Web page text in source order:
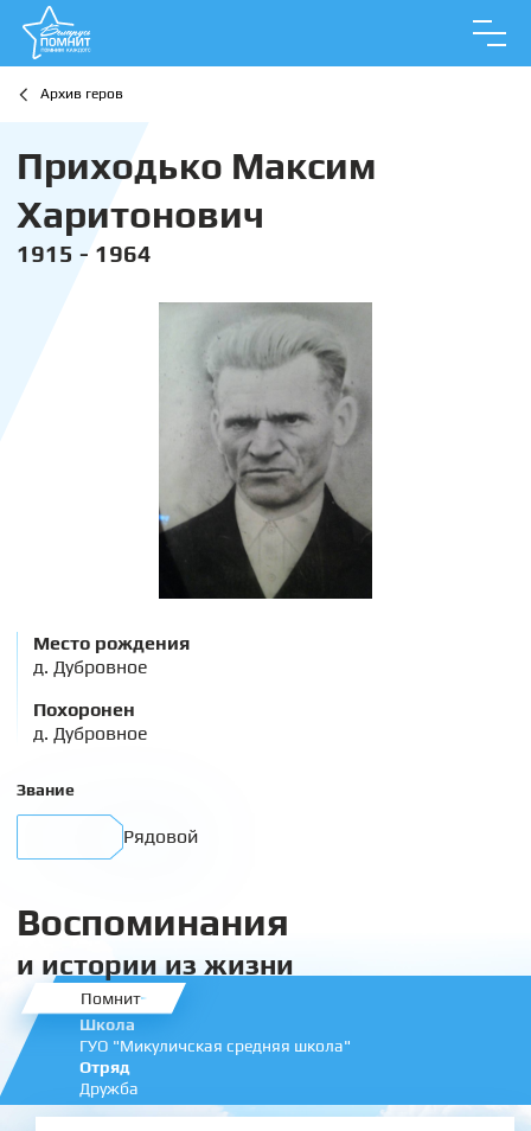
Архив геров
Приходько Максим
Харитонович
1915 - 1964
Место рождения
д. Дубровное
Похоронен
д. Дубровное
Звание
Рядовой
Воспоминания
и истории из жизни
Помнит
Школа
ГУО "Микуличская средняя школа"
Отряд
Дружба